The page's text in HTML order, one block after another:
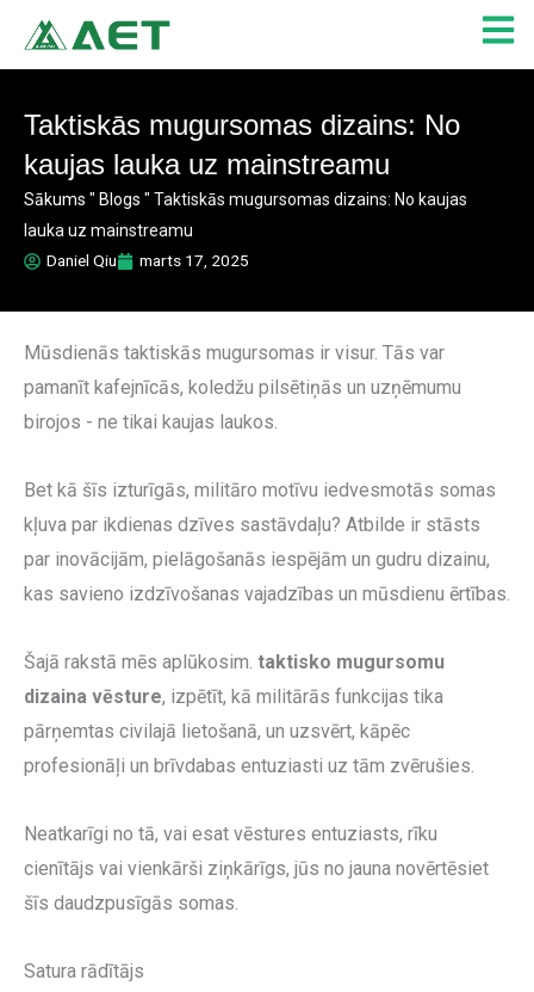
content
Taktiskās mugursomas dizains: No
kaujas lauka uz mainstreamu
Sākums " Blogs " Taktiskās mugursomas dizains: No kaujas
lauka uz mainstreamu
Daniel Qiu
marts 17, 2025
Mūsdienās taktiskās mugursomas ir visur. Tās var
pamanīt kafejnīcās, koledžu pilsētiņās un uzņēmumu
birojos - ne tikai kaujas laukos.
Bet kā šīs izturīgās, militāro motīvu iedvesmotās somas
kļuva par ikdienas dzīves sastāvdaļu? Atbilde ir stāsts
par inovācijām, pielāgošanās iespējām un gudru dizainu,
kas savieno izdzīvošanas vajadzības un mūsdienu ērtības.
Šajā rakstā mēs aplūkosim. taktisko mugursomu
dizaina vēsture, izpētīt, kā militārās funkcijas tika
pārņemtas civilajā lietošanā, un uzsvērt, kāpēc
profesionāļi un brīvdabas entuziasti uz tām zvērušies.
Neatkarīgi no tā, vai esat vēstures entuziasts, rīku
cienītājs vai vienkārši ziņkārīgs, jūs no jauna novērtēsiet
šīs daudzpusīgās somas.
Satura rādītājs